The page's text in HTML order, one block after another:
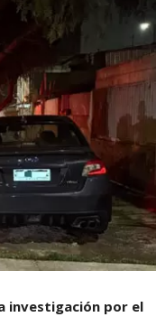
investigación por el